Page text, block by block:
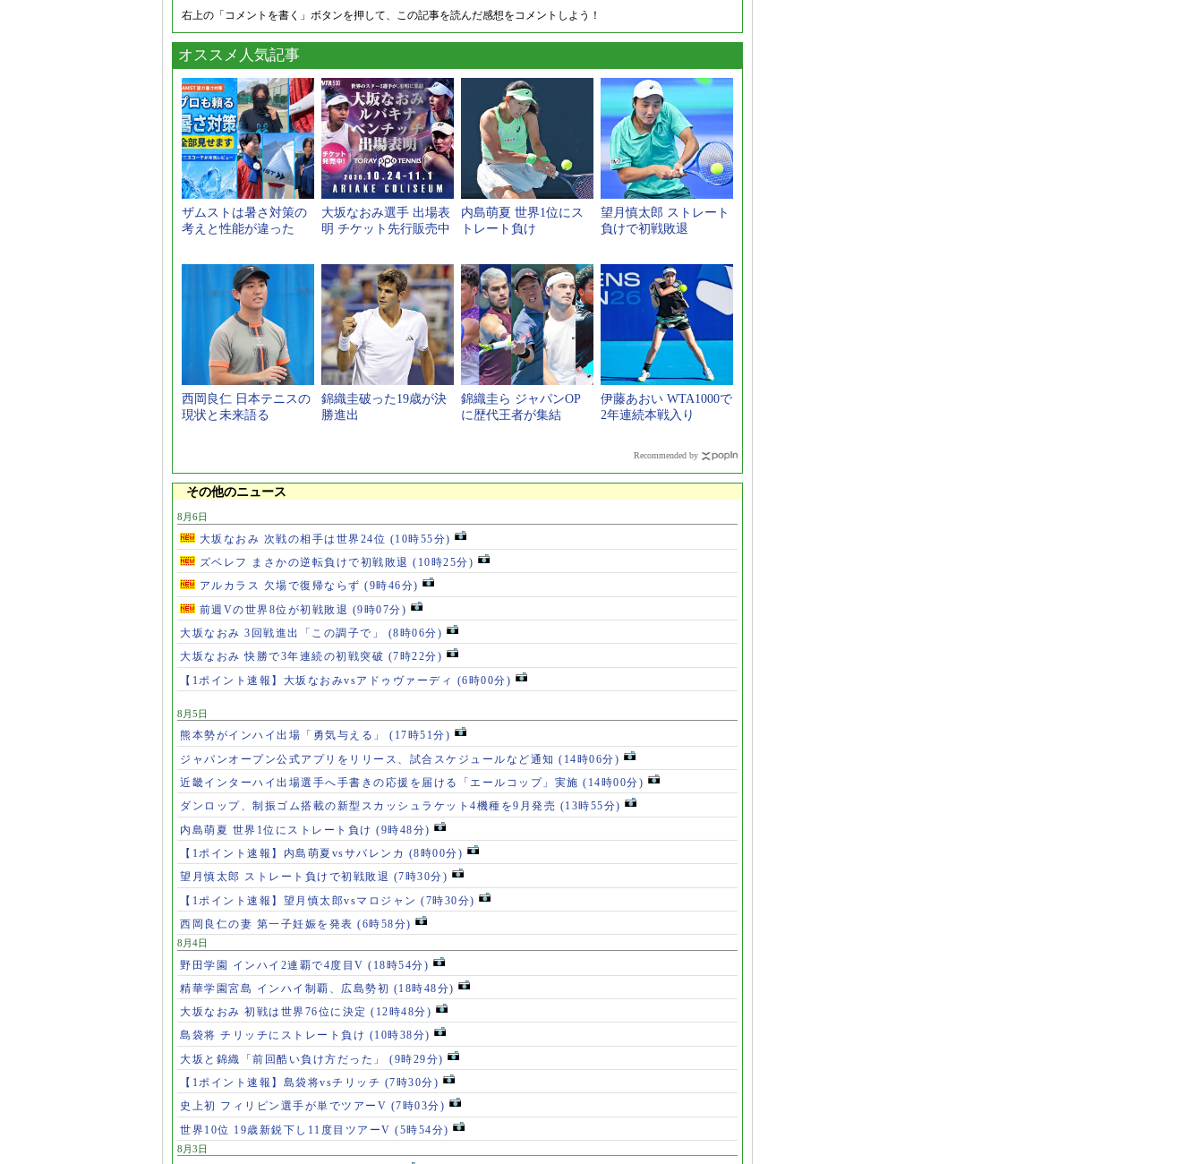
右上の「コメントを書く」ボタンを押して、この記事を読んだ感想をコメントしよう！
オススメ人気記事
ザムストは暑さ対策の
考えと性能が違った
大坂なおみ選手 出場表
明 チケット先行販売中
内島萌夏 世界1位にス
トレート負け
望月慎太郎 ストレート
負けで初戦敗退
西岡良仁 日本テニスの
現状と未来語る
錦織圭破った19歳が決
勝進出
錦織圭ら ジャパンOP
に歴代王者が集結
伊藤あおい WTA1000で
2年連続本戦入り
Recommended by
その他のニュース
8月6日
大坂なおみ 次戦の相手は世界24位 (10時55分)
ズベレフ まさかの逆転負けで初戦敗退 (10時25分)
アルカラス 欠場で復帰ならず (9時46分)
前週Vの世界8位が初戦敗退 (9時07分)
大坂なおみ 3回戦進出「この調子で」 (8時06分)
大坂なおみ 快勝で3年連続の初戦突破 (7時22分)
【1ポイント速報】大坂なおみvsアドゥヴァーディ (6時00分)
8月5日
熊本勢がインハイ出場「勇気与える」 (17時51分)
ジャパンオープン公式アプリをリリース、試合スケジュールなど通知 (14時06分)
近畿インターハイ出場選手へ手書きの応援を届ける「エールコップ」実施 (14時00分)
ダンロップ、制振ゴム搭載の新型スカッシュラケット4機種を9月発売 (13時55分)
内島萌夏 世界1位にストレート負け (9時48分)
【1ポイント速報】内島萌夏vsサバレンカ (8時00分)
望月慎太郎 ストレート負けで初戦敗退 (7時30分)
【1ポイント速報】望月慎太郎vsマロジャン (7時30分)
西岡良仁の妻 第一子妊娠を発表 (6時58分)
8月4日
野田学園 インハイ2連覇で4度目V (18時54分)
精華学園宮島 インハイ制覇、広島勢初 (18時48分)
大坂なおみ 初戦は世界76位に決定 (12時48分)
島袋将 チリッチにストレート負け (10時38分)
大坂と錦織「前回酷い負け方だった」 (9時29分)
【1ポイント速報】島袋将vsチリッチ (7時30分)
史上初 フィリピン選手が単でツアーV (7時03分)
世界10位 19歳新鋭下し11度目ツアーV (5時54分)
8月3日